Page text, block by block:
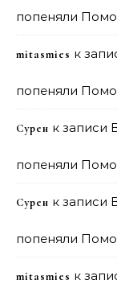
попеняли
mitasmies к
попеняли
Сурен к записи
попеняли
Сурен к записи
попеняли
mitasmies к